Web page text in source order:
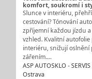
komfort, soukromí i
Slunce v interiéru,
cestování? Tónování
zpříjemní každou jízdu
vzhled. Kvalitní
interiéru, snižují
zářením.…
ASP AUTOSKLO -
Ostrava